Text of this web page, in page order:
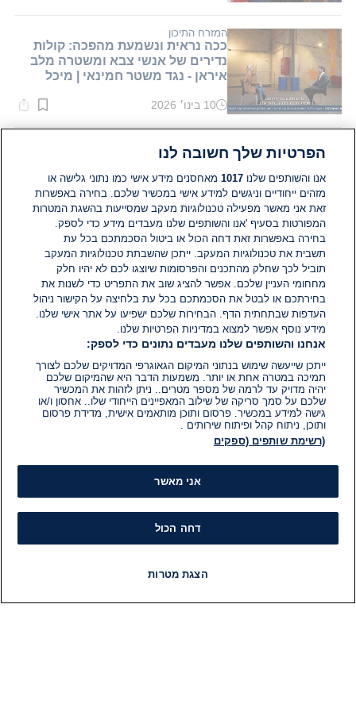
דקות.
המזרח התיכון
ככה נראית ונשמעת מהפכה: קולות
נדירים של אנשי צבא ומשטרה מלב
איראן - נגד משטר חמינאי | מיכל
זמן
1
10 בינו׳ 2026
היעד של פעילי הגבעות: ריאיון עם
ראש מועצת גוש עציון
זמן
קריאה:
1
דקות.
בריאות
מצוקה ונטייה לאובדנות: תופעת
הלוואי של התרופה הפופולרית
זמן
קריאה:
דקות.
22 בנוב׳ 2025
ביטחוני
כך מעתיק חמאס את מודל איום
הרקטות מעזה - ליהודה ושומרון
זמן
1
דקות.
15 בנוב׳ 2025
המזרח התיכון
מה עומד מאחורי התוכנית הגדולה של
טורקים על הגדרות?
קריאה:
שנתיים למלחמה: חזרה לשלוש
הפרטיות שלך חשובה לנו
אנו והשותפים שלנו1017 מאחסנים מידע אישי כמו נתוני גלישה או
מזהים ייחודיים וניגשים למידע אישי במכשיר שלכם. בחירה באפשרות
זאת אני מאשר מפעילה טכנולוגיות מעקב שמסייעות בהשגת המטרות
המפורטות בסעיף 'אנו והשותפים שלנו מעבדים מידע כדי לספק.
בחירה באפשרות זאת דחה הכול או ביטול הסכמתכם בכל עת
תשבית את טכנולוגיות המעקב. ייתכן שהשבתת טכנולוגיות המעקב
תוביל לכך שחלק מהתכנים והפרסומות שיוצגו לכם לא יהיו חלק
מחחומי העניין שלכם. אפשר להציג שוב את התפריט כדי לשנות את
בחירתכם או לבטל את הסכמתכם בכל עת בלחיצה על הקישור ניהול
העדפות שבתחתית הדף. הבחירות שלכם ישפיעו על אתר אישי שלנו.
מידע נוסף אפשר למצוא במדיניות הפרטיות שלנו.
אנחנו והשותפים שלנו מעבדים נתונים כדי לספק:
ייתכן שייעשה שימוש בנתוני המיקום הגאוגרפי המדויקים שלכם לצורך
תמיכה במטרה אחת או יותר. משמעות הדבר היא שהמיקום שלכם
יהיה מדויק עד לרמה של מספר מטרים.. ניתן לזהות את המכשיר
שלכם על סמך סריקה של שילוב המאפיינים הייחודי שלו.. אחסון ו/או
גישה למידע במכשיר. פרסום ותוכן מותאמים אישית, מדידת פרסום
ותוכן, ניתוח קהל ופיתוח שירותים .
(רשימת שותפים (ספקים
אני מאשר
דחה הכול
הצגת מטרות